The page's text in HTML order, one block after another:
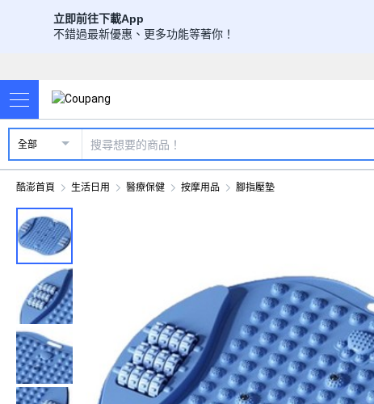
立即前往下載App
不錯過最新優惠、更多功能等著你！
全部
酷澎首頁 生活日用 醫療保健 按摩用品 腳指壓墊